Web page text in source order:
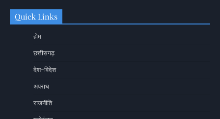
Quick Links
होम
छत्तीसगढ़
देश-विदेश
अपराध
राजनीति